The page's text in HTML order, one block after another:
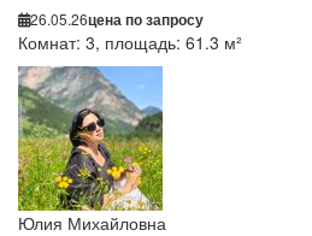
26.05.26цена по запросу
Комнат: 3, площадь: 61.3 м²
Юлия Михайловна